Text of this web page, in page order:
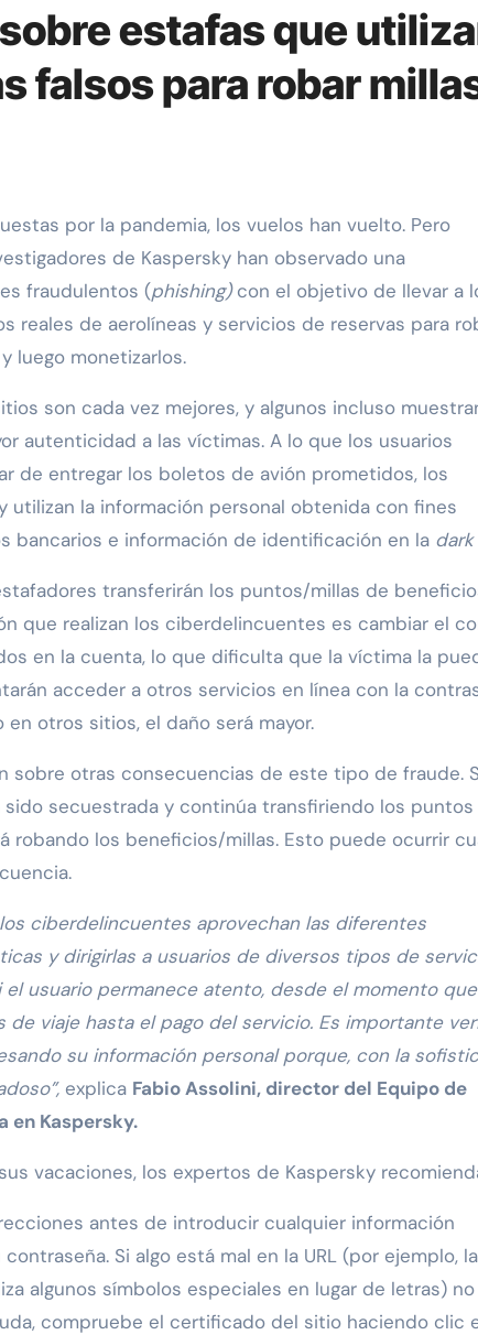
estafas que
falsos para robar
de Kaspersky han observado una
fraudulentos (phishing)con el objetivo de llevar a
reales de aerolíneas y servicios de reservas para
luego monetizarlos.
son cada vez mejores, y algunos incluso
autenticidad a las víctimas. A lo que los usuarios
de entregar los boletos de avión prometidos, los
la información personal obtenida con fines
bancarios e información de identificación en la
transferirán los puntos/millas de
que realizan los ciberdelincuentes es cambiar el
en la cuenta, lo que dificulta que la víctima la
acceder a otros servicios en línea con la
otros sitios, el daño será mayor.
sobre otras consecuencias de este tipo de fraude.
secuestrada y continúa transfiriendo los puntos
robando los beneficios/millas. Esto puede ocurrir
ciberdelincuentes aprovechan las diferentes
y dirigirlas a usuarios de diversos tipos de
usuario permanece atento, desde el momento
viaje hasta el pago del servicio. Es importante
su información personal porque, con la
explica Fabio Assolini, director del Equipo de
en Kaspersky.
vacaciones, los expertos de Kaspersky
antes de introducir cualquier información
Si algo está mal en la URL (por ejemplo, la
algunos símbolos especiales en lugar de letras) no
compruebe el certificado del sitio haciendo clic